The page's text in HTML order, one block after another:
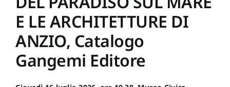
E LE ARCHITETTURE DI
ANZIO, Catalogo
Gangemi Editore